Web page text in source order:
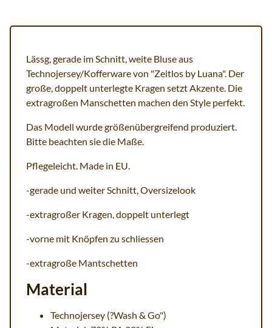
Lässg, gerade im Schnitt, weite Bluse aus
Technojersey/Kofferware von "Zeitlos by Luana". Der
große, doppelt unterlegte Kragen setzt Akzente. Die
extragroßen Manschetten machen den Style perfekt.
Das Modell wurde größenübergreifend produziert.
Bitte beachten sie die Maße.
Pflegeleicht. Made in EU.
-gerade und weiter Schnitt, Oversizelook
-extragroßer Kragen, doppelt unterlegt
-vorne mit Knöpfen zu schliessen
-extragroße Mantschetten
Material
Technojersey (?Wash & Go")